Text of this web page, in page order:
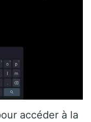
accéder à la